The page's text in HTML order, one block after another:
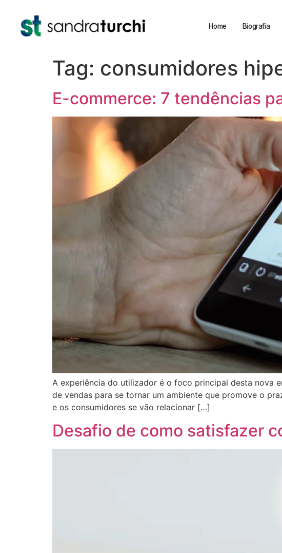
Home Biografia
Tag: consumidores
E-commerce: 7 tendências
A experiência do utilizador é o foco principal desta nova
de vendas para se tornar um ambiente que promove o
e os consumidores se vão relacionar […]
Desafio de como satisfazer